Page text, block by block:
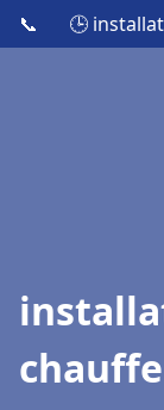
📞 🕒